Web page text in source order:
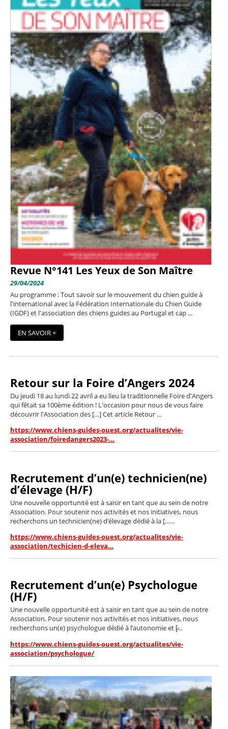
Revue N°141 Les Yeux de Son Maître
29/04/2024
Au programme : Tout savoir sur le mouvement du chien guide à
l'international avec la Fédération Internationale du Chien Guide
(IGDF) et l'association des chiens guides au Portugal et cap ...
EN SAVOIR +
Retour sur la Foire d’Angers 2024
Du jeudi 18 au lundi 22 avril a eu lieu la traditionnelle Foire d'Angers
qui fêtait sa 100ème édition ! L'occasion pour nous de vous faire
découvrir l'Association des […] Cet article Retour ...
https://www.chiens-guides-ouest.org/actualites/vie-
association/foiredangers2023-…
Recrutement d’un(e) technicien(ne)
d’élevage (H/F)
Une nouvelle opportunité est à saisir en tant que au sein de notre
Association. Pour soutenir nos activités et nos initiatives, nous
recherchons un technicien(ne) d’élevage dédié à la […...
https://www.chiens-guides-ouest.org/actualites/vie-
association/techicien-d-eleva…
Recrutement d’un(e) Psychologue
(H/F)
Une nouvelle opportunité est à saisir en tant que au sein de notre
Association. Pour soutenir nos activités et nos initiatives, nous
recherchons un(e) psychologue dédié à l’autonomie et [̷...
https://www.chiens-guides-ouest.org/actualites/vie-
association/psychologue/